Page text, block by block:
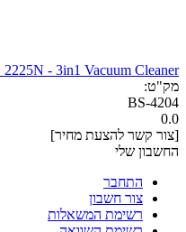
- 3in1 Vacuum Cleaner
מק"ט:
BS-4204
0.0
[צור קשר להצעת מחיר]
החשבון שלי
התחבר
צור חשבון
רשימת המשאלות